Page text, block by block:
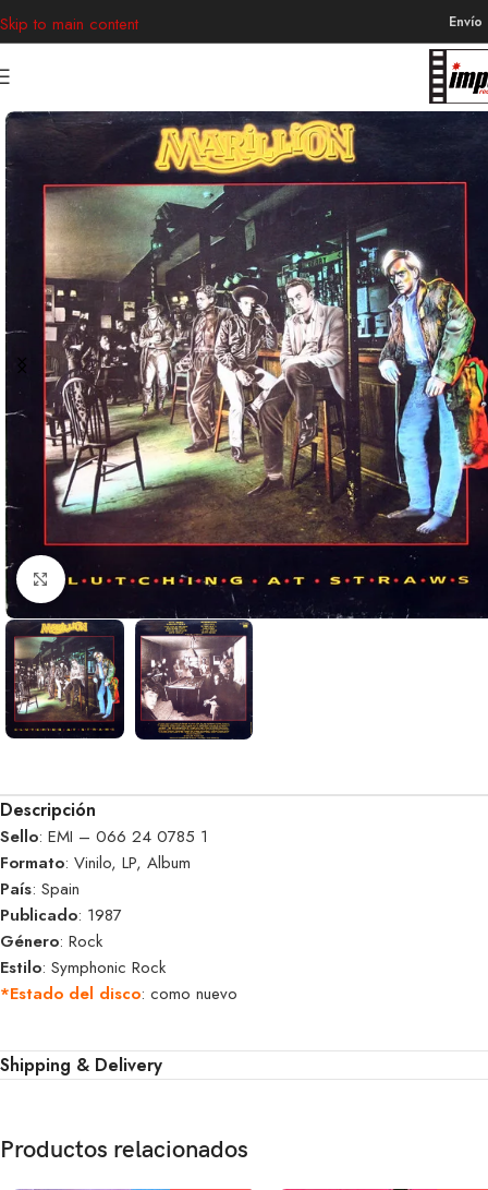
Skip to main content
Clic para ampliar
Descripción
Sello: EMI – 066 24 0785 1
Formato: Vinilo, LP, Album
País: Spain
Publicado: 1987
Género: Rock
Estilo: Symphonic Rock
*Estado del disco: como nuevo
Shipping & Delivery
Productos relacionados